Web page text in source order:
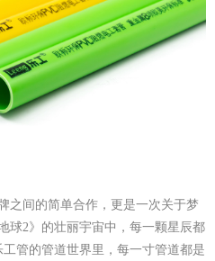
之间的简单合作，更是一次关于梦
球2》的壮丽宇宙中，每一颗星辰都
管的管道世界里，每一寸管道都是